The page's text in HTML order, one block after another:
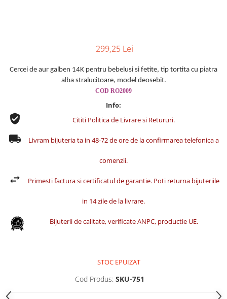
299,25 Lei
Cercei de aur galben 14K pentru bebelusi si fetite, tip tortita cu piatra
alba stralucitoare, model deosebit.
COD RO2009
Info:
Cititi Politica de Livrare si Retururi.
Livram bijuteria ta in 48-72 de ore de la confirmarea telefonica a
comenzii.
Primesti factura si certificatul de garantie. Poti returna bijuteriile
in 14 zile de la livrare.
Bijuterii de calitate, verificate ANPC, productie UE.
STOC EPUIZAT
Cod Produs: SKU-751